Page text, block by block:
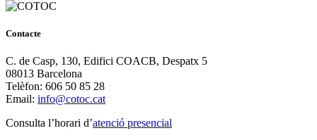
Contacte
C. de Casp, 130, Edifici COACB, Despatx 5
08013 Barcelona
Telèfon: 606 50 85 28
Email: info@cotoc.cat
Consulta l’horari d’atenció presencial